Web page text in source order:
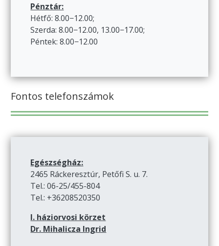
Pénztár:
Hétfő: 8.00−12.00;
Szerda: 8.00−12.00, 13.00−17.00;
Péntek: 8.00−12.00
Fontos telefonszámok
Egészségház:
2465 Ráckeresztúr, Petőfi S. u. 7.
Tel.: 06-25/455-804
Tel.: +36208520350
I. háziorvosi körzet
Dr. Mihalicza Ingrid